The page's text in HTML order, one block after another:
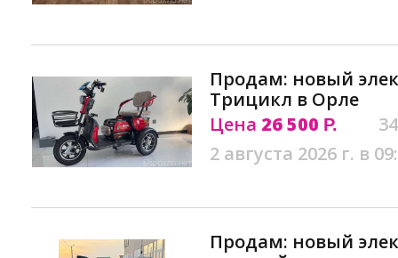
Продам: новый
Трицикл в Орле
Цена 26 500 Р.
2 августа 2026 г. в
Продам: новый